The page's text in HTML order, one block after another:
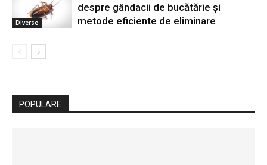
Diverse
despre gândacii de bucătărie și
metode eficiente de eliminare
POPULARE